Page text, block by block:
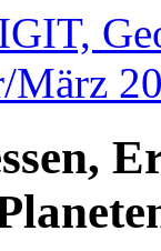
März